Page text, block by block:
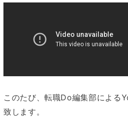
このたび、転職Do編集部による
致します。